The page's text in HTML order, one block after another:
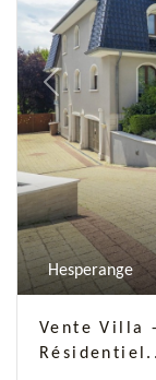
Previous
Hesperange
Vente Villa